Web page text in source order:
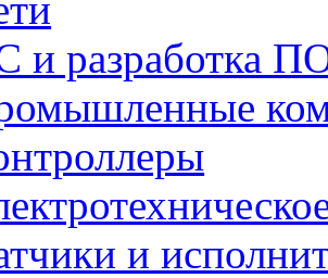
и разработка
и